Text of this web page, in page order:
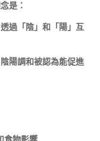
是：
過「陰」和「陽」互
陽調和被認為能促進